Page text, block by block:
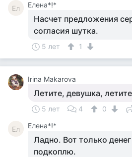
Ел Елена*!*
Насчет предложения
согласия шутка.
5 лет 1
Irina Makarova
Летите, девушка,
5 лет 4 0
Ел Елена*!*
Ладно. Вот только
подкоплю.